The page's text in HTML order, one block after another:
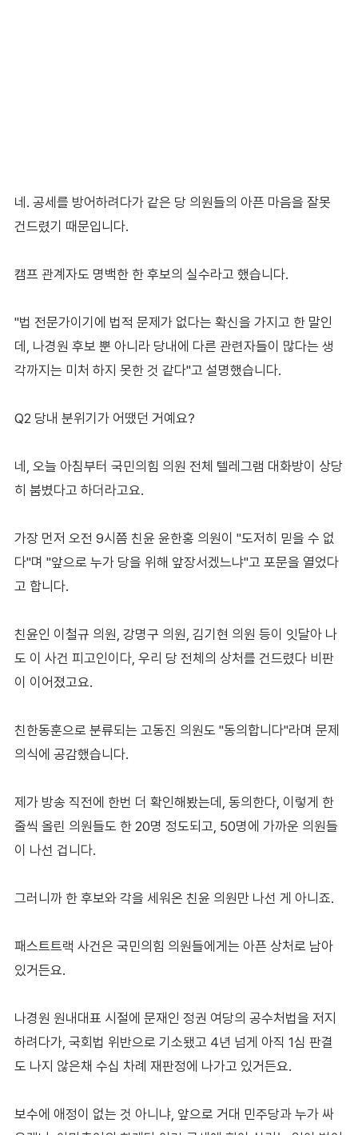
네. 공세를 방어하려다가 같은 당 의원들의 아픈 마음을 잘못
건드렸기 때문입니다.
캠프 관계자도 명백한 한 후보의 실수라고 했습니다.
"법 전문가이기에 법적 문제가 없다는 확신을 가지고 한 말인
데, 나경원 후보 뿐 아니라 당내에 다른 관련자들이 많다는 생
각까지는 미처 하지 못한 것 같다"고 설명했습니다.
Q2 당내 분위기가 어땠던 거예요?
네, 오늘 아침부터 국민의힘 의원 전체 텔레그램 대화방이 상당
히 붐볐다고 하더라고요.
가장 먼저 오전 9시쯤 친윤 윤한홍 의원이 "도저히 믿을 수 없
다"며 "앞으로 누가 당을 위해 앞장서겠느냐"고 포문을 열었다
고 합니다.
친윤인 이철규 의원, 강명구 의원, 김기현 의원 등이 잇달아 나
도 이 사건 피고인이다, 우리 당 전체의 상처를 건드렸다 비판
이 이어졌고요.
친한동훈으로 분류되는 고동진 의원도 "동의합니다"라며 문제
의식에 공감했습니다.
제가 방송 직전에 한번 더 확인해봤는데, 동의한다, 이렇게 한
줄씩 올린 의원들도 한 20명 정도되고, 50명에 가까운 의원들
이 나선 겁니다.
그러니까 한 후보와 각을 세워온 친윤 의원만 나선 게 아니죠.
패스트트랙 사건은 국민의힘 의원들에게는 아픈 상처로 남아
있거든요.
나경원 원내대표 시절에 문재인 정권 여당의 공수처법을 저지
하려다가, 국회법 위반으로 기소됐고 4년 넘게 아직 1심 판결
도 나지 않은채 수십 차례 재판정에 나가고 있거든요.
보수에 애정이 없는 것 아니냐, 앞으로 거대 민주당과 누가 싸